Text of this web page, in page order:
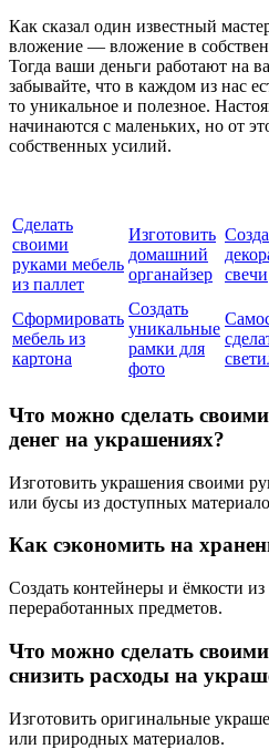
Как сказал один известный
вложение — вложение в
Тогда ваши деньги работают на
забывайте, что в каждом из нас
то уникальное и полезное.
начинаются с маленьких, но от
собственных усилий.
Сделать
своими
руками мебель
из паллет
Изготовить
домашний
органайзер
свечи
Сформировать
мебель из
картона
Создать
уникальные
рамки для
фото
Что можно сделать
денег на украшениях?
Изготовить украшения своими
или бусы из доступных
Как сэкономить на
Создать контейнеры и ёмкости
переработанных предметов.
Что можно сделать
снизить расходы на
Изготовить оригинальные
или природных материалов.